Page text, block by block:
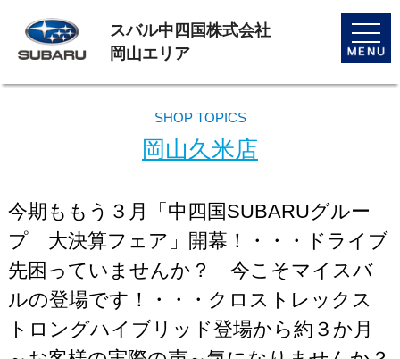
toggle
スバル中四国株式会社
岡山エリア
SHOP TOPICS
岡山久米店
今期ももう３月「中四国SUBARUグルー
プ 大決算フェア」開幕！・・・ドライブ
先困っていませんか？ 今こそマイスバ
ルの登場です！・・・クロストレックス
トロングハイブリッド登場から約３か月